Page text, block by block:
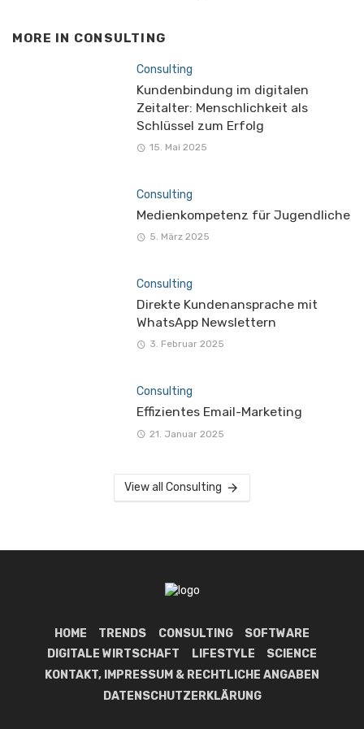
MORE IN CONSULTING
Consulting
Kundenbindung im digitalen
Zeitalter: Menschlichkeit als
Schlüssel zum Erfolg
15. Mai 2025
Consulting
Medienkompetenz für Jugendliche
5. März 2025
Consulting
Direkte Kundenansprache mit
WhatsApp Newslettern
3. Februar 2025
Consulting
Effizientes Email-Marketing
21. Januar 2025
View all Consulting
HOME TRENDS CONSULTING
SOFTWARE
DIGITALE WIRTSCHAFT
LIFESTYLE
SCIENCE
KONTAKT, IMPRESSUM & RECHTLICHE ANGABEN
DATENSCHUTZERKLÄRUNG